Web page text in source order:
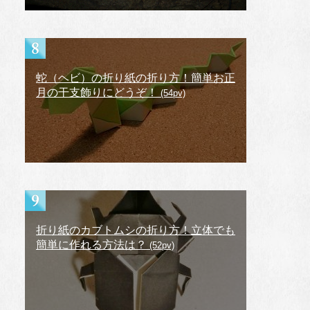
蛇（ヘビ）の折り紙の折り方！簡単お正
月の干支飾りにどうぞ！ (54pv)
折り紙のカブトムシの折り方！立体でも
簡単に作れる方法は？ (52pv)